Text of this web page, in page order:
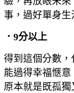
事，過好單身生
．9分以上
得到這個分數
能過得幸福愜
原本就是既孤